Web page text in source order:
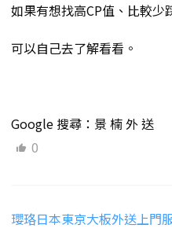
如果有想找高CP值、比較少
可以自己去了解看看。
Google 搜尋：景 楠 外 送
0
瓔珞日本東京大板外送上門